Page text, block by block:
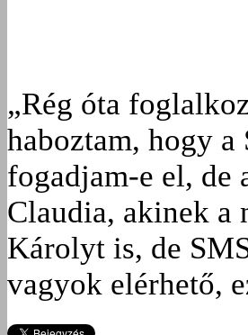
„Rég óta
haboztam, hogy a
fogadjam-e el, de
Claudia, akinek a
Károlyt is, de
vagyok elérhető,